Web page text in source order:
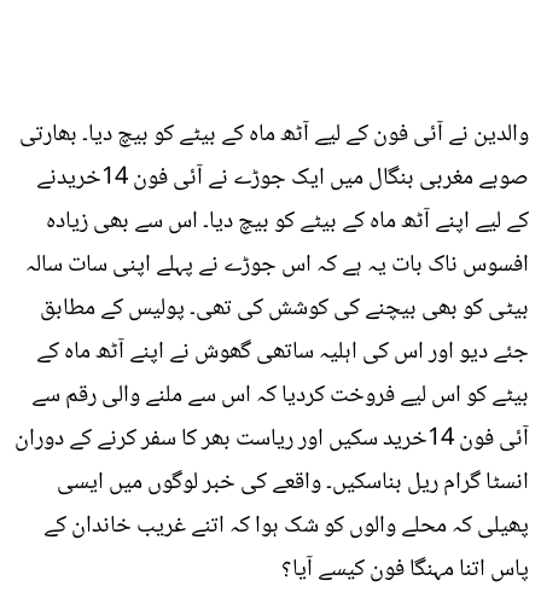
والدین نے آئی فون کے لیے آٹھ ماہ کے بیٹے کو بیچ دیا۔ بھارتی
صوبے مغربی بنگال میں ایک جوڑے نے آئی فون 14خریدنے
کے لیے اپنے آٹھ ماہ کے بیٹے کو بیچ دیا۔ اس سے بھی زیادہ
افسوس ناک بات یہ ہے کہ اس جوڑے نے پہلے اپنی سات سالہ
بیٹی کو بھی بیچنے کی کوشش کی تھی۔ پولیس کے مطابق
جئے دیو اور اس کی اہلیہ ساتھی گھوش نے اپنے آٹھ ماہ کے
بیٹے کو اس لیے فروخت کردیا کہ اس سے ملنے والی رقم سے
آئی فون 14خرید سکیں اور ریاست بھر کا سفر کرنے کے دوران
انسٹا گرام ریل بناسکیں۔ واقعے کی خبر لوگوں میں ایسی
پھیلی کہ محلے والوں کو شک ہوا کہ اتنے غریب خاندان کے
پاس اتنا مہنگا فون کیسے آیا؟